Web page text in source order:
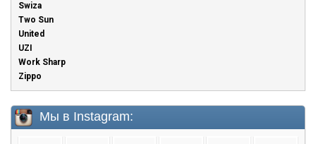
Swiza
Two Sun
United
UZI
Work Sharp
Zippo